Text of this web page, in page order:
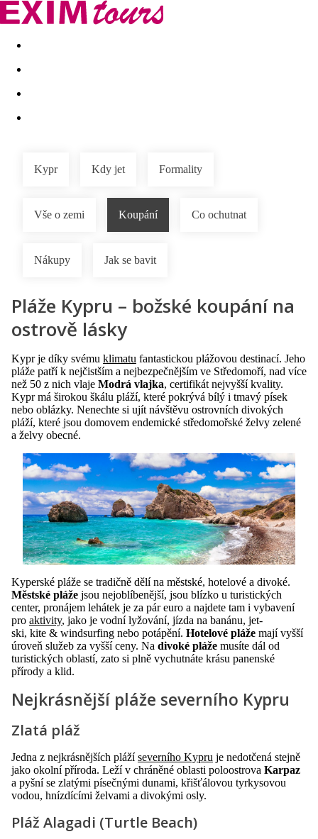
Akční nabídky Last minute
Kypr Kdy jet Formality
Vše o zemi Koupání Co ochutnat
Nákupy Jak se bavit
Pláže Kypru – božské koupání na
ostrově lásky
Kypr je díky svému klimatu fantastickou plážovou destinací. Jeho
pláže patří k nejčistším a nejbezpečnějším ve Středomoří, nad více
než 50 z nich vlaje Modrá vlajka, certifikát nejvyšší kvality.
Kypr má širokou škálu pláží, které pokrývá bílý i tmavý písek
nebo oblázky. Nenechte si ujít návštěvu ostrovních divokých
pláží, které jsou domovem endemické středomořské želvy zelené
a želvy obecné.
Kyperské pláže se tradičně dělí na městské, hotelové a divoké.
Městské pláže jsou nejoblíbenější, jsou blízko u turistických
center, pronájem lehátek je za pár euro a najdete tam i vybavení
pro aktivity, jako je vodní lyžování, jízda na banánu, jet-
ski, kite & windsurfing nebo potápění. Hotelové pláže mají vyšší
úroveň služeb za vyšší ceny. Na divoké pláže musíte dál od
turistických oblastí, zato si plně vychutnáte krásu panenské
přírody a klid.
Nejkrásnější pláže severního Kypru
Zlatá pláž
Jedna z nejkrásnějších plážíseverního Kypru je nedotčená stejně
jako okolní příroda. Leží v chráněné oblasti poloostrova Karpaz
a pyšní se zlatými písečnými dunami, křišťálovou tyrkysovou
vodou, hnízdícími želvami a divokými osly.
Pláž Alagadi (Turtle Beach)